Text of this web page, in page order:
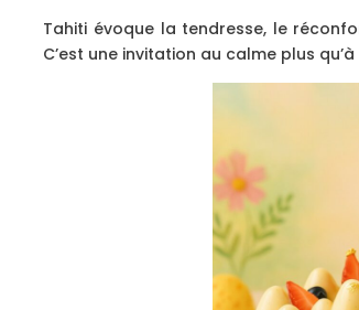
Tahiti évoque la tendresse, le
C’est une invitation au calme plus qu’à